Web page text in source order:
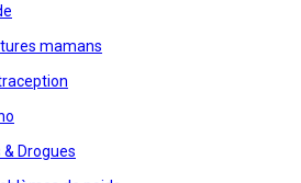
mamans
Drogues